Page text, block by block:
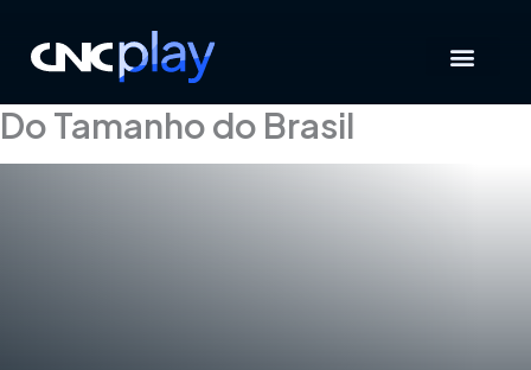
Do Tamanho do Brasil